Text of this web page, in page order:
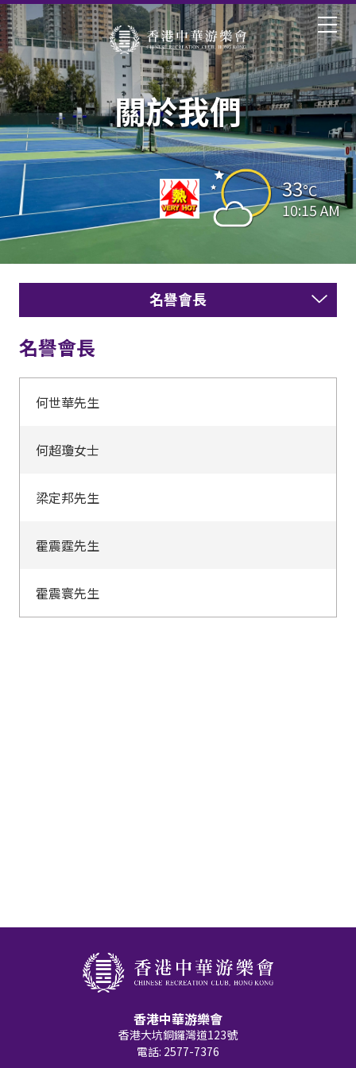
33°C
10:15 AM
關於我們
名譽會長
名譽會長
何世華先生
何超瓊女士
梁定邦先生
霍震霆先生
霍震寰先生
香港中華游樂會
香港大坑銅鑼灣道123號
電話: 2577-7376